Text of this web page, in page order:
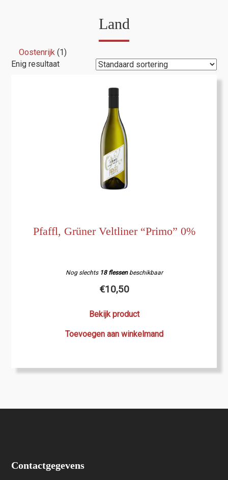
Land
Oostenrijk (1)
Enig resultaat
Pfaffl, Grüner Veltliner “Primo” 0%
Nog slechts 18 flessenbeschikbaar
€10,50
Bekijk product
Toevoegen aan winkelmand
Contactgegevens